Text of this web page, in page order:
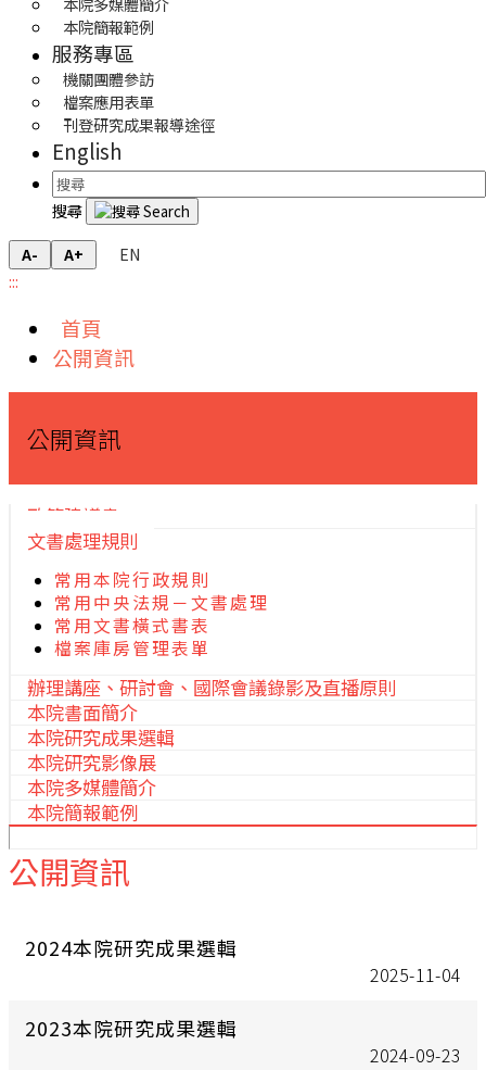
本院簡報範例
服務專區
機關團體參訪
檔案應用表單
刊登研究成果報導途徑
English
搜尋
A- A+
EN
:::
首頁
公開資訊
公開資訊
政策建議書
文書處理規則
常用本院行政規則
常用中央法規－文書處理
常用文書橫式書表
檔案庫房管理表單
辦理講座、研討會、國際會議錄影及直播原則
本院書面簡介
本院研究成果選輯
本院研究影像展
本院多媒體簡介
本院簡報範例
公開資訊
2024本院研究成果選輯
2025-11-04
2023本院研究成果選輯
2024-09-23